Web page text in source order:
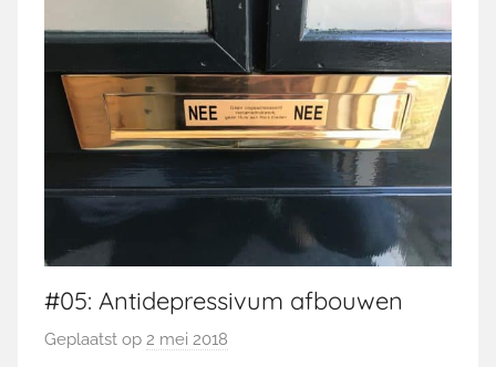
#05: Antidepressivum afbouwen
Geplaatst op 2 mei 2018